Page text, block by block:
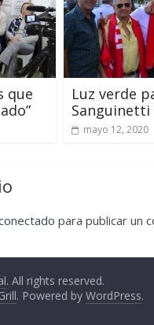
que
Luz verde
Sanguinetti
mayo 12, 2020
para publicar un
. All rights reserved.
. Powered by WordPress.